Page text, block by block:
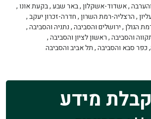
,אשדוד-אשקלון,באר שבע,בקעת אונו,
,הרצליה-רמת השרון,חדרה-זכרון יעקב,
הגולן,ירושלים והסביבה,נתניה והסביבה,
והסביבה,ראשון לציון והסביבה,
כפר סבא והסביבה,תל אביב והסביבה
מידע